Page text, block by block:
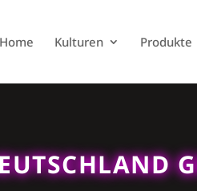
Home Kulturen Produkte